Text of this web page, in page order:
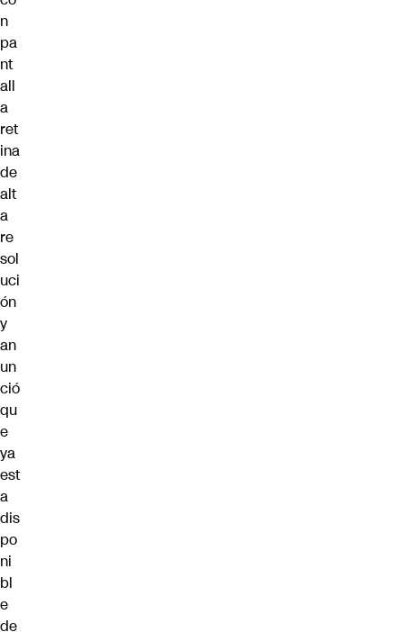
n
pa
nt
all
a
ret
ina
de
alt
a
re
sol
uci
ón
y
an
un
ció
qu
e
ya
est
a
dis
po
ni
bl
e
de